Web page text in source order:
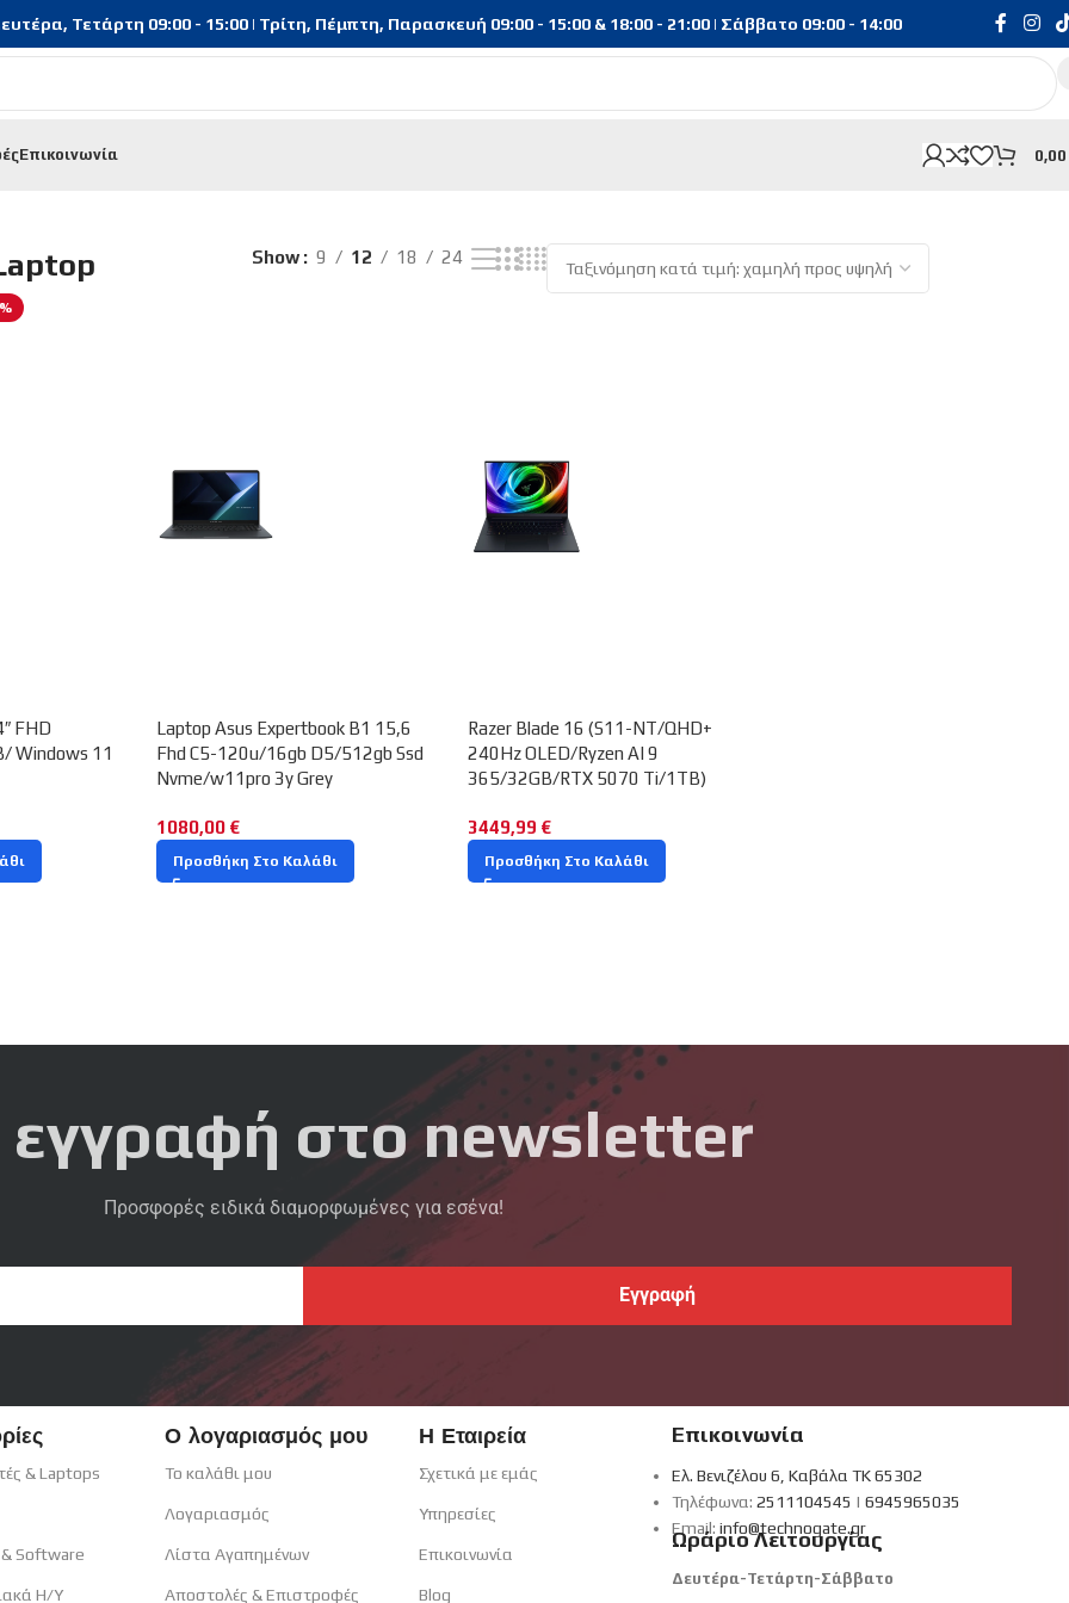
Τετάρτη 09:00 - 15:00 | Τρίτη, Πέμπτη, Παρασκευή 09:00 - 15:00 & 18:00 - 21:00 | Σάββατο 09:00 - 14:00
Επικοινωνία 0,00
Show 9 12 18 24
FHD
Windows 11
Laptop Asus Expertbook B1 15,6
Fhd C5-120u/16gb D5/512gb Ssd
Nvme/w11pro 3y Grey
1080,00 €
Προσθήκη Στο Καλάθι
Razer Blade 16 (S11-NT/QHD+
240Hz OLED/Ryzen AI 9
365/32GB/RTX 5070 Ti/1TB)
3449,99 €
Προσθήκη Στο Καλάθι
εγγραφή στο newsletter
Προσφορές ειδικά διαμορφωμένες για εσένα!
& Laptops
Software
H/Y
Ο λογαριασμός μου
Το καλάθι μου
Λογαριασμός
Λίστα Αγαπημένων
Αποστολές & Επιστροφές
Η Εταιρεία
Σχετικά με εμάς
Υπηρεσίες
Επικοινωνία
Blog
Επικοινωνία
Ελ. Βενιζέλου 6, Καβάλα ΤΚ 65302
Τηλέφωνα: 2511104545 | 6945965035
Email: info@technogate.gr
Ωράριο Λειτουργίας
Δευτέρα-Τετάρτη-Σάββατο